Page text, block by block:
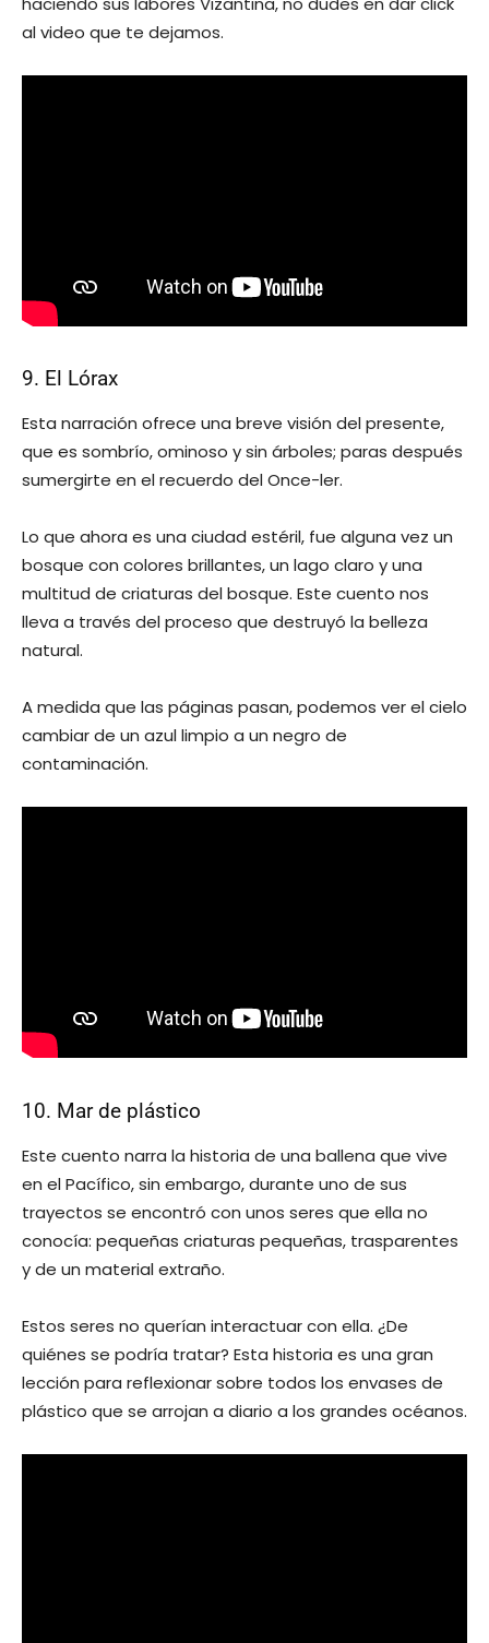
al video que te dejamos.
9. El Lórax
Esta narración ofrece una breve visión del presente,
que es sombrío, ominoso y sin árboles; paras después
sumergirte en el recuerdo del Once-ler.
Lo que ahora es una ciudad estéril, fue alguna vez un
bosque con colores brillantes, un lago claro y una
multitud de criaturas del bosque. Este cuento nos
lleva a través del proceso que destruyó la belleza
natural.
A medida que las páginas pasan, podemos ver el cielo
cambiar de un azul limpio a un negro de
contaminación.
10. Mar de plástico
Este cuento narra la historia de una ballena que vive
en el Pacífico, sin embargo, durante uno de sus
trayectos se encontró con unos seres que ella no
conocía: pequeñas criaturas pequeñas, trasparentes
y de un material extraño.
Estos seres no querían interactuar con ella. ¿De
quiénes se podría tratar? Esta historia es una gran
lección para reflexionar sobre todos los envases de
plástico que se arrojan a diario a los grandes océanos.